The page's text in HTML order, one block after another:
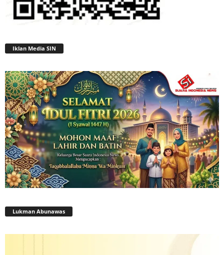
Iklan Media SIN
Lukman Abunawas